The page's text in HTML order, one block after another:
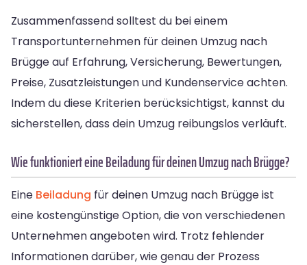
Zusammenfassend solltest du bei einem
Transportunternehmen für deinen Umzug nach
Brügge auf Erfahrung, Versicherung, Bewertungen,
Preise, Zusatzleistungen und Kundenservice achten.
Indem du diese Kriterien berücksichtigst, kannst du
sicherstellen, dass dein Umzug reibungslos verläuft.
Wie funktioniert eine Beiladung für deinen Umzug nach Brügge?
Eine Beiladung für deinen Umzug nach Brügge ist
eine kostengünstige Option, die von verschiedenen
Unternehmen angeboten wird. Trotz fehlender
Informationen darüber, wie genau der Prozess